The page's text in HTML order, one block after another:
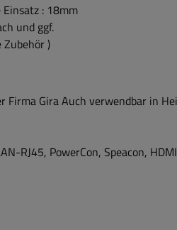
: 18mm
und ggf.
)
Gira Auch verwendbar in
RJ45, PowerCon, Speacon,